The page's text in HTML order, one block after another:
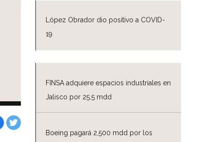
López Obrador dio positivo a COVID-
19
FINSA adquiere espacios industriales en
Jalisco por 25.5 mdd
Boeing pagará 2,500 mdd por los